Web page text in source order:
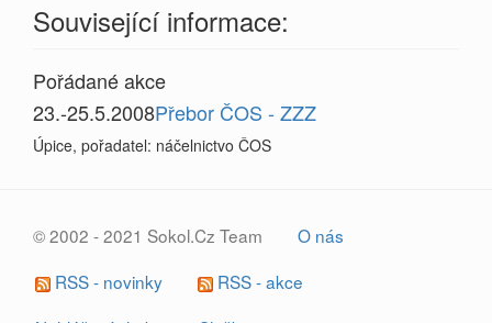
Související informace:
Pořádané akce
23.-25.5.2008Přebor ČOS - ZZZ
Úpice, pořadatel: náčelnictvo ČOS
© 2002 - 2021 Sokol.Cz Team
O nás
RSS - novinky
RSS - akce